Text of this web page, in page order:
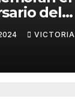
del
de
de
VICTORIA